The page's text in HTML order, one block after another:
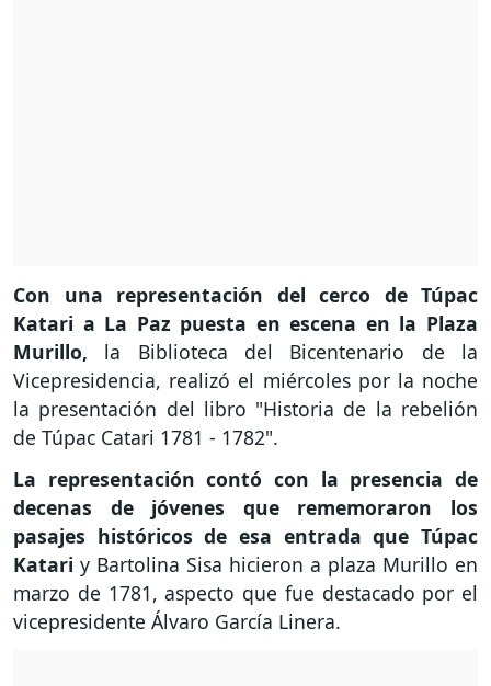
Con una representación del cerco de Túpac
Katari a La Paz puesta en escena en la Plaza
Murillo, la Biblioteca del Bicentenario de la
Vicepresidencia, realizó el miércoles por la noche
la presentación del libro "Historia de la rebelión
de Túpac Catari 1781 - 1782".
La representación contó con la presencia de
decenas de jóvenes que rememoraron los
pasajes históricos de esa entrada que Túpac
Katari y Bartolina Sisa hicieron a plaza Murillo en
marzo de 1781, aspecto que fue destacado por el
vicepresidente Álvaro García Linera.